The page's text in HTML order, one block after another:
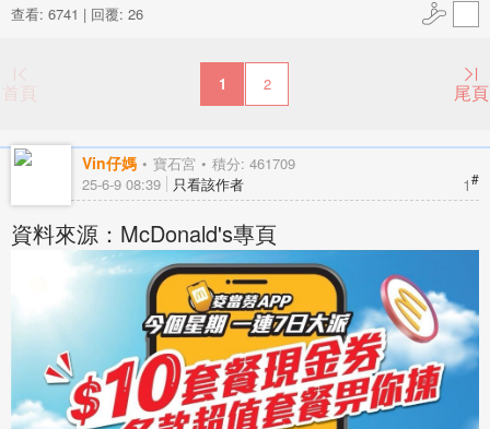
› ›
查看: 6741 | 回覆: 26
首頁 1 2 尾頁
Vin仔媽 寶石宮 積分: 461709
1#
25-6-9 08:39 只看該作者
資料來源：McDonald's專頁